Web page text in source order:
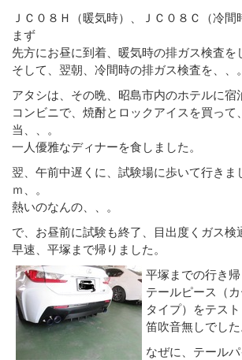
ＪＣ０８Ｈ（暖気時）、ＪＣ０８Ｃ（冷間
まず
先方にお昼に到着、暖気時の排ガス検査を
そして、翌朝、冷間時の排ガス検査を、、。
アタシは、その晩、昭島市内のホテルに宿
コンビニで、焼酎とロックアイスを買って
当、、。
一人優雅なディナーを食しました。
翌、午前中遅くに、試験場に歩いて行き
ｍ、。
熱いのなんの、、。
で、お昼前に試験も終了、目出度くガス検
早速、平塚まで帰りました。
平塚までの行き
テールピース（
タイプ）をテス
笛吹音無しでした
なぜに、テールパ